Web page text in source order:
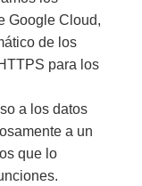
Google Cloud,
de los
para los
a los datos
a un
que lo